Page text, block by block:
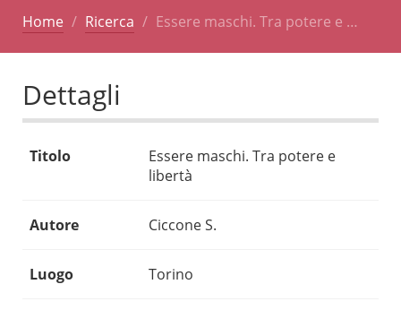
Home Ricerca Essere maschi. Tra potere e …
Dettagli
Titolo
Essere maschi. Tra potere e
libertà
Autore Ciccone S.
Luogo Torino